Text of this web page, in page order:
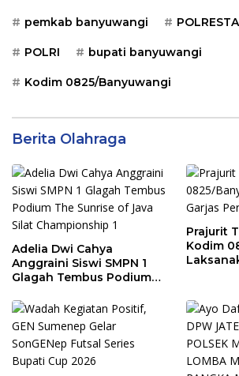
pemkab banyuwangi
POLRI bupati banyuwangi
Kodim 0825/Banyuwangi
Berita Olahraga
Adelia Dwi Cahya
Anggraini Siswi SMPN 1
Glagah Tembus Podium
Championship 1
Prajurit
Kodim